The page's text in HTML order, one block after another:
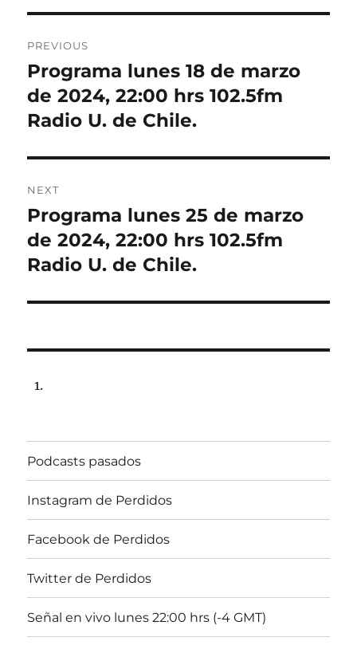
navigation
PREVIOUS
Previous
post:
Programa lunes 18 de marzo
de 2024, 22:00 hrs 102.5fm
Radio U. de Chile.
NEXT
Next
post:
Programa lunes 25 de marzo
de 2024, 22:00 hrs 102.5fm
Radio U. de Chile.
Podcasts pasados
Instagram de Perdidos
Facebook de Perdidos
Twitter de Perdidos
Señal en vivo lunes 22:00 hrs (-4 GMT)